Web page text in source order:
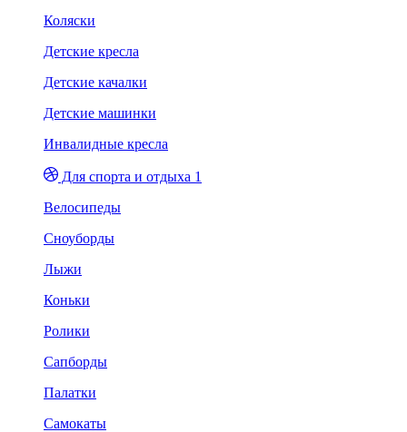
Коляски
Детские кресла
Детские качалки
Детские машинки
Инвалидные кресла
Для спорта и отдыха 1
Велосипеды
Сноуборды
Лыжи
Коньки
Ролики
Сапборды
Палатки
Самокаты